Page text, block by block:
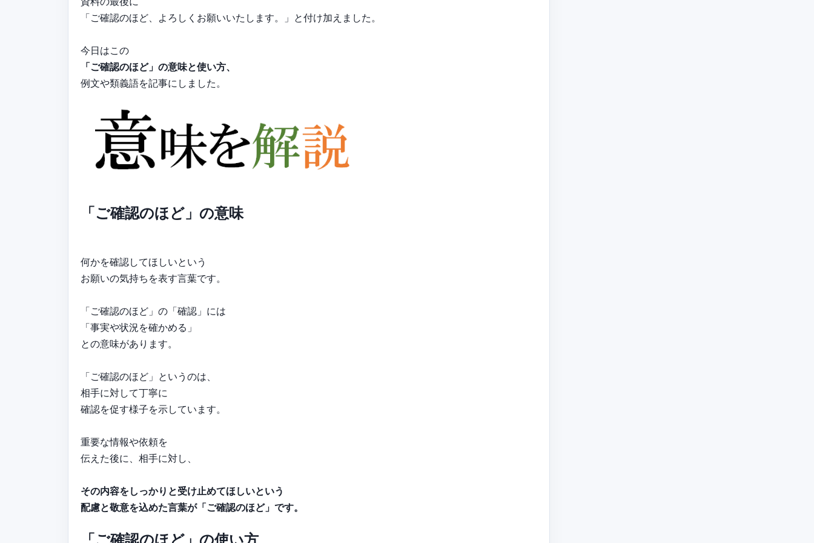
「ご確認のほど、よろしくお願いいたします。」と付け加えました。
今日はこの
「ご確認のほど」の意味と使い方、
例文や類義語を記事にしました。
「ご確認のほど」の意味
何かを確認してほしいという
お願いの気持ちを表す言葉です。
「ご確認のほど」の「確認」には
「事実や状況を確かめる」
との意味があります。
「ご確認のほど」というのは、
相手に対して丁寧に
確認を促す様子を示しています。
重要な情報や依頼を
伝えた後に、相手に対し、
その内容をしっかりと受け止めてほしいという
配慮と敬意を込めた言葉が「ご確認のほど」です。